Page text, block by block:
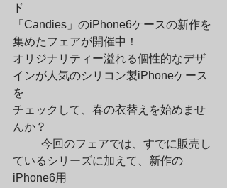
ド
「Candies」のiPhone6ケースの新作を
集めたフェアが開催中！
オリジナリティー溢れる個性的なデザ
インが人気のシリコン製iPhoneケース
を
チェックして、春の衣替えを始めませ
んか？
ているシリーズに加えて、新作の
iPhone6用